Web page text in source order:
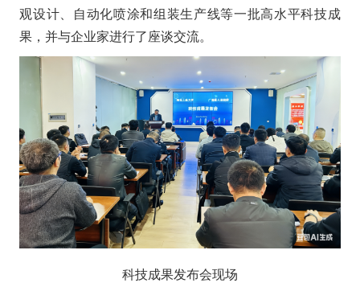
观设计、自动化喷涂和组装生产线等一批高水平科技成
果，并与企业家进行了座谈交流。
科技成果发布会现场